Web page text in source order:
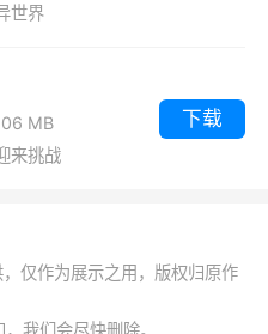
谜境，在这人龙共生
即将展开。
尼奇、卡齐娜
妮(水)」，梅兹特利的
)」，维茨特兰的猎龙
素角色；
世界
MB
来挑战
下载
仅作为展示之用，版权归原作